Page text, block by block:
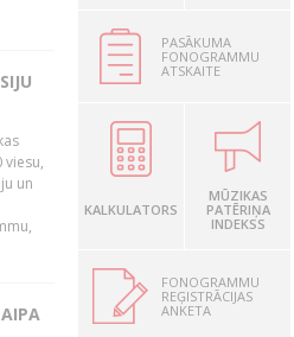
viesu,
un
PASĀKUMA
FONOGRAMMU
ATSKAITE
KALKULATORS
MŪZIKAS
PATĒRIŅA
INDEKSS
FONOGRAMMU
REĢISTRĀCIJAS
ANKETA